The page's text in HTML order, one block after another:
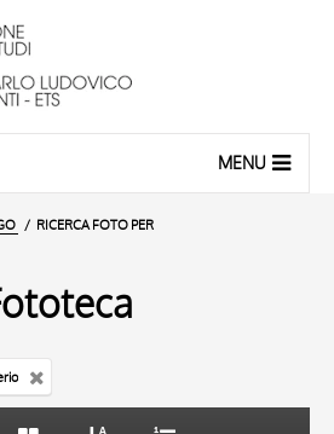
MENU
RICERCA FOTO PER